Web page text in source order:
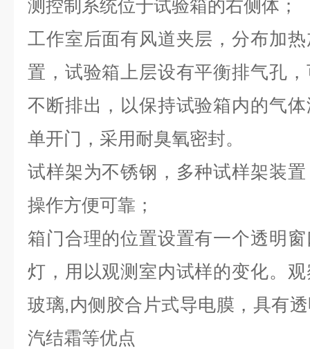
测控制系统位于试验箱的右侧体；
工作室后面有风道夹层，分布加
置，试验箱上层设有平衡排气孔
不断排出，以保持试验箱内的气
单开门，采用耐臭氧密封。
试样架为不锈钢，多种试样架装
操作方便可靠；
箱门合理的位置设置有一个透明
灯，用以观测室内试样的变化。
玻璃,内侧胶合片式导电膜，具有
汽结霜等优点